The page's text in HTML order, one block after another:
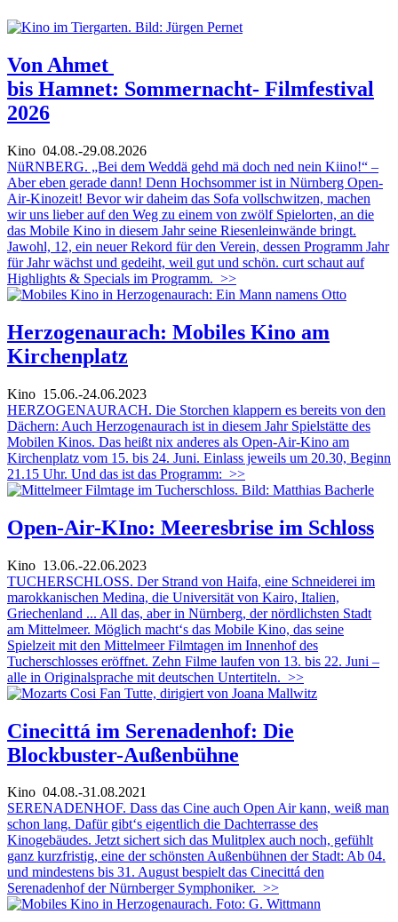
Von Ahmet
bis Hamnet: Sommernacht- Filmfestival
2026
Kino 04.08.-29.08.2026
NüRNBERG. „Bei dem Weddä gehd mä doch ned nein Kiino!“ –
Aber eben gerade dann! Denn Hochsommer ist in Nürnberg Open-
Air-Kinozeit! Bevor wir daheim das Sofa vollschwitzen, machen
wir uns lieber auf den Weg zu einem von zwölf Spielorten, an die
das Mobile Kino in diesem Jahr seine Riesenleinwände bringt.
Jawohl, 12, ein neuer Rekord für den Verein, dessen Programm Jahr
für Jahr wächst und gedeiht, weil gut und schön. curt schaut auf
Highlights & Specials im Programm. >>
Herzogenaurach: Mobiles Kino am
Kirchenplatz
Kino 15.06.-24.06.2023
HERZOGENAURACH. Die Storchen klappern es bereits von den
Dächern: Auch Herzogenaurach ist in diesem Jahr Spielstätte des
Mobilen Kinos. Das heißt nix anderes als Open-Air-Kino am
Kirchenplatz vom 15. bis 24. Juni. Einlass jeweils um 20.30, Beginn
21.15 Uhr. Und das ist das Programm: >>
Open-Air-KIno: Meeresbrise im Schloss
Kino 13.06.-22.06.2023
TUCHERSCHLOSS. Der Strand von Haifa, eine Schneiderei im
marokkanischen Medina, die Universität von Kairo, Italien,
Griechenland ... All das, aber in Nürnberg, der nördlichsten Stadt
am Mittelmeer. Möglich macht‘s das Mobile Kino, das seine
Spielzeit mit den Mittelmeer Filmtagen im Innenhof des
Tucherschlosses eröffnet. Zehn Filme laufen von 13. bis 22. Juni –
alle in Originalsprache mit deutschen Untertiteln. >>
Cinecittá im Serenadenhof: Die
Blockbuster-Außenbühne
Kino 04.08.-31.08.2021
SERENADENHOF. Dass das Cine auch Open Air kann, weiß man
schon lang. Dafür gibt‘s eigentlich die Dachterrasse des
Kinogebäudes. Jetzt sichert sich das Mulitplex auch noch, gefühlt
ganz kurzfristig, eine der schönsten Außenbühnen der Stadt: Ab 04.
und mindestens bis 31. August bespielt das Cinecittá den
Serenadenhof der Nürnberger Symphoniker. >>